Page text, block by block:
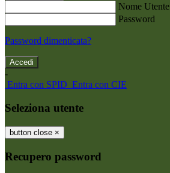
Nome Utente
Password
Password dimenticata?
-
Entra con SPID Entra con CIE
Seleziona utente
button close ×
Recupero password